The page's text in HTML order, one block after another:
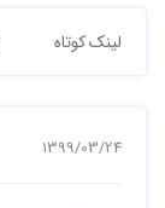
لینک کوتاه
1399/03/24